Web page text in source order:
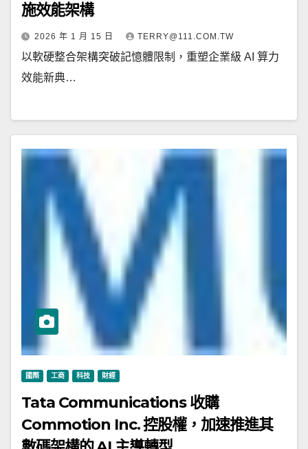
施效能架構
2026 年 1 月 15 日 TERRY@111.COM.TW
以軟硬整合架構突破記憶體限制，重塑企業級 AI 算力
效能新典…
國際 工商 科技 財經
Tata Communications 收購
Commotion Inc. 控股權，加速推進其